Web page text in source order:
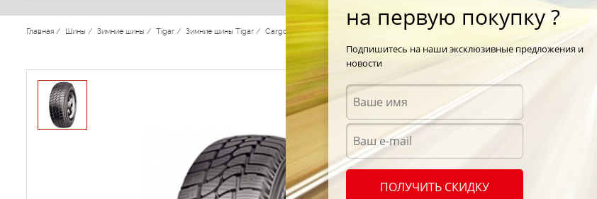
Главная / Шины / Зимние шины / Tigar / Зимние шины Tigar / Cargo Speed Winter Tigar Cargo Speed Winter 235/65 R16 113R
на первую покупку ?
Подпишитесь на наши эксклюзивные предложения и
новости
ПОЛУЧИТЬ СКИДКУ